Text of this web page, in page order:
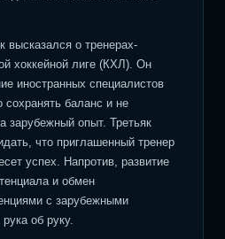
высказался о тренерах-
хоккейной лиге (КХЛ). Он
иностранных специалистов
баланс и не
зарубежный опыт. Третьяк
что приглашенный тренер
успех. Напротив, развитие
и обмен
с зарубежными
об руку.